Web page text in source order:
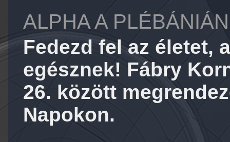
ALPHA A PLÉBÁNIÁN
Fedezd fel az életet,
egésznek! Fábry
26. között
Napokon.